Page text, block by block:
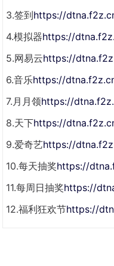
3.签到https://
4.模拟器https://
5.网易云https://
6.音乐https://
7.月月领https://
8.天下https://
9.爱奇艺https://
10.每天抽奖https://
11.每周日抽奖https://
12.福利狂欢节https://